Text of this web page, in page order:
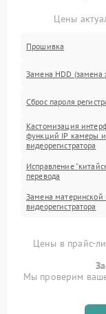
Цены
Прошивка
Замена HDD (замена
Сброс пароля
Кастомизация
функций IP камеры
видеорегистратора
Исправление
перевода
Замена материнской
видеорегистратора
Цены в прайс-
Мы проверим